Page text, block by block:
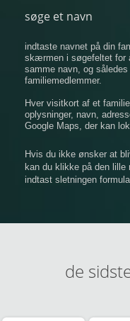
søge et navn
indtaste navnet på din
​​skærmen i søgefeltet for
samme navn, og
familiemedlemmer.
Hver visitkort af et
oplysninger, navn,
Google Maps, der kan
Hvis du ikke ønsker at
kan du klikke på den
indtast sletningen
de